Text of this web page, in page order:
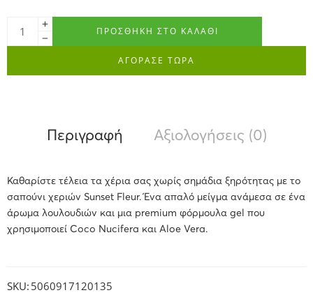
ΠΡΟΣΘΉΚΗ ΣΤΟ ΚΑΛΆΘΙ
ΑΓΟΡΑΣΕ ΤΩΡΑ
Περιγραφή Αξιολογήσεις (0)
Καθαρίστε τέλεια τα χέρια σας χωρίς σημάδια ξηρότητας με το
σαπούνι χεριών Sunset Fleur. Ένα απαλό μείγμα ανάμεσα σε ένα
άρωμα λουλουδιών και μια premium φόρμουλα gel που
χρησιμοποιεί Coco Nucifera και Aloe Vera.
SKU: 5060917120135